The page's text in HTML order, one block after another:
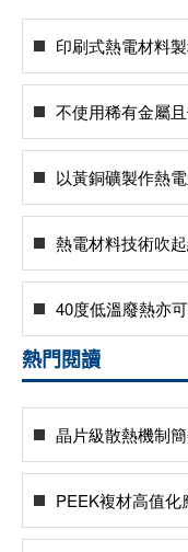
印刷式熱電材料
不使用稀有金屬
以黃銅礦製作熱
熱電材料技術吹
40度低溫廢熱亦
熱門閱讀
晶片級散熱機制
PEEK複材高值化